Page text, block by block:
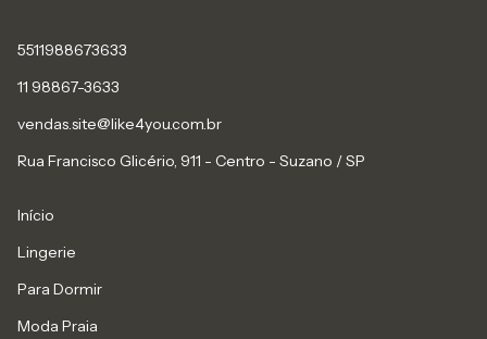
5511988673633
11 98867-3633
vendas.site@like4you.com.br
Rua Francisco Glicério, 911 - Centro - Suzano / SP
Início
Lingerie
Para Dormir
Moda Praia